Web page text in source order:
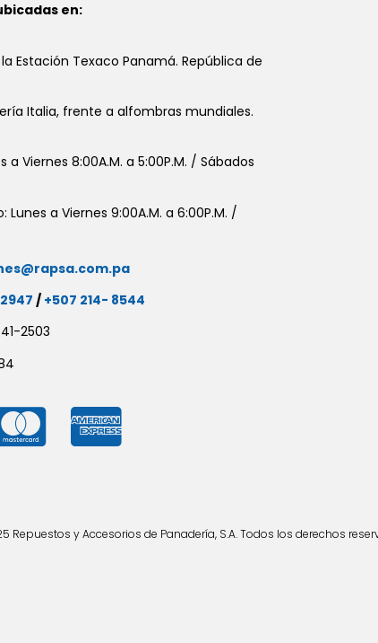
en:
Estación Texaco Panamá. República de
Italia, frente a alfombras mundiales.
a Viernes 8:00A.M. a 5:00P.M. / Sábados
a Viernes 9:00A.M. a 6:00P.M. /
/ +507 214- 8544
2503
Repuestos y Accesorios de Panadería, S.A. Todos los derechos